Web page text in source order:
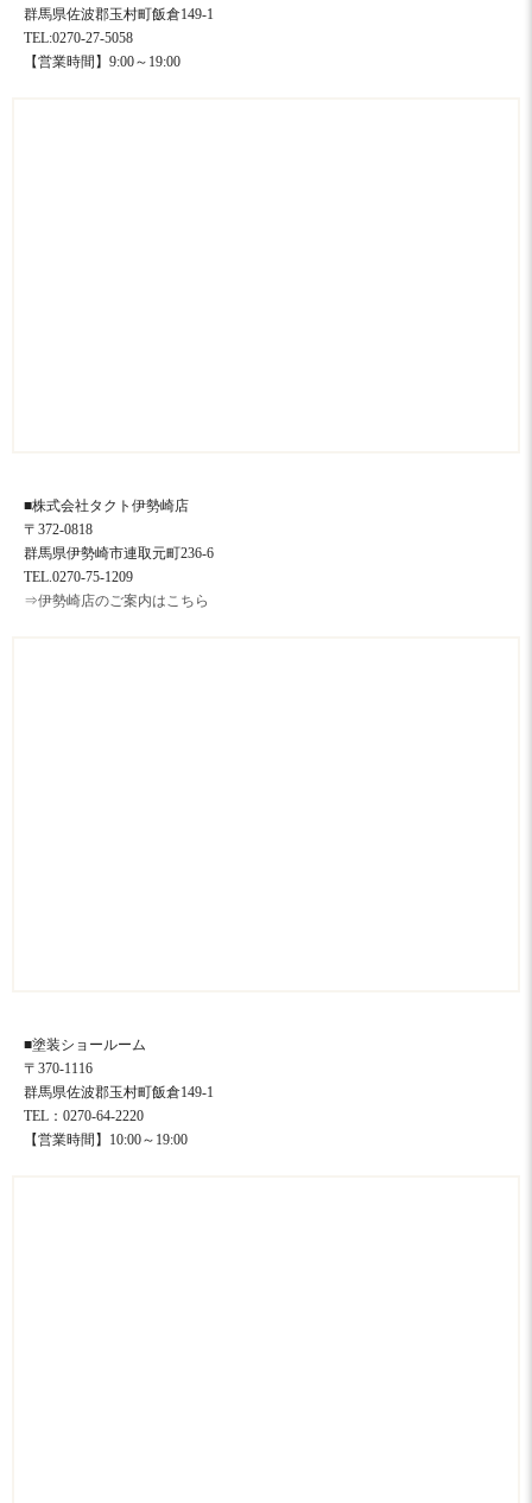
群馬県佐波郡玉村町飯倉149-1
TEL:0270-27-5058
【営業時間】9:00～19:00
■株式会社タクト伊勢崎店
〒372-0818
群馬県伊勢崎市連取元町236-6
TEL.0270-75-1209
⇒伊勢崎店のご案内はこちら
■塗装ショールーム
〒370-1116
群馬県佐波郡玉村町飯倉149-1
TEL：0270-64-2220
【営業時間】10:00～19:00